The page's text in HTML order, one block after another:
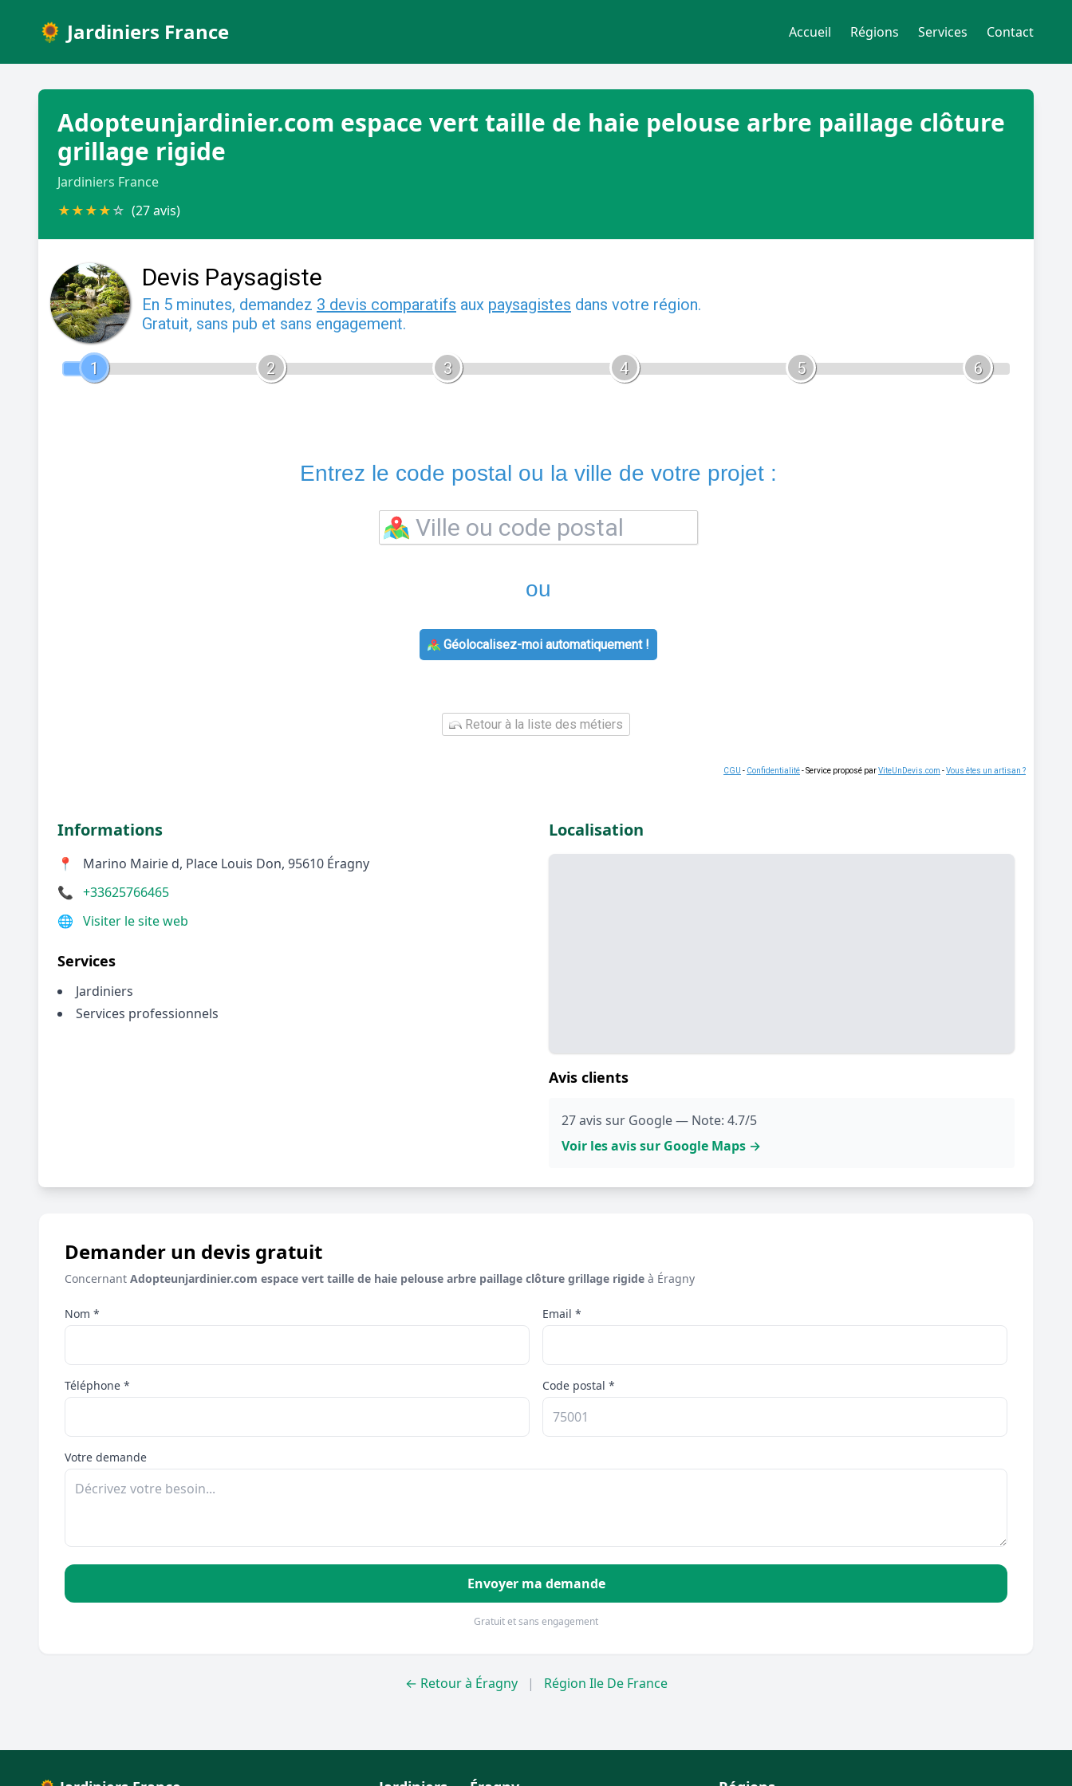
🌻 Jardiniers France Accueil Régions Services Contact
Adopteunjardinier.com espace vert taille de haie pelouse arbre paillage clôture
grillage rigide
Jardiniers France
★★★★☆ (27 avis)
Devis Paysagiste
En 5 minutes, demandez 3 devis comparatifs aux paysagistes dans votre région.
Gratuit, sans pub et sans engagement.
1 2 3 4 5 6
Entrez le code postal ou la ville de votre projet :
ou
Géolocalisez-moi automatiquement !
Retour à la liste des métiers
CGU - Confidentialité- Service proposé parViteUnDevis.com -Vous êtes un artisan ?
Informations
📍
Marino Mairie d, Place Louis Don, 95610 Éragny
📞 +33625766465
🌐 Visiter le site web
Services
Jardiniers
Services professionnels
Localisation
Avis clients
27 avis sur Google — Note: 4.7/5
Voir les avis sur Google Maps →
Demander un devis gratuit
Concernant Adopteunjardinier.com espace vert taille de haie pelouse arbre paillage clôture grillage rigide à Éragny
Nom * Email *
Téléphone * Code postal *
Votre demande
Envoyer ma demande
Gratuit et sans engagement
← Retour à Éragny | Région Ile De France